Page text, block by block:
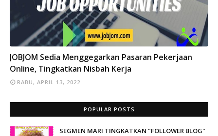
INFO
JOBJOM Sedia Menggegarkan Pasaran Pekerjaan
Online, Tingkatkan Nisbah Kerja
RABU, APRIL 13, 2022
POPULAR POSTS
SEGMEN MARI TINGKATKAN "FOLLOWER BLOG"